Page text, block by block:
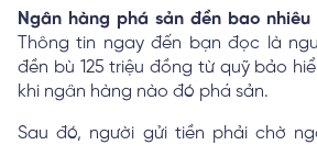
Ngân hàng phá sản đền bao nhiêu
Thông tin ngay đến bạn đọc là
đền bù 125 triệu đồng từ quỹ bảo
khi ngân hàng nào đó phá sản.
Sau đó, người gửi tiền phải chờ